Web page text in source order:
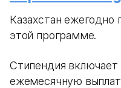
Казахстан ежегодно
этой программе.
Стипендия включает
ежемесячную